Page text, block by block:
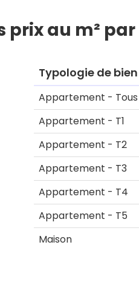
prix au m² par
Typologie de bien
Appartement - Tous
Appartement - T1
Appartement - T2
Appartement - T3
Appartement - T4
Appartement - T5
Maison